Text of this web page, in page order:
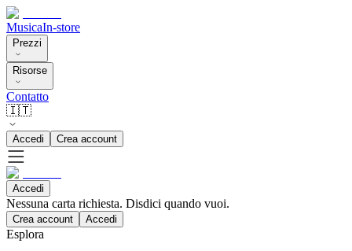
MusicaIn-store
Prezzi
Risorse
Contatto
🇮🇹
Accedi Crea account
Accedi
Nessuna carta richiesta. Disdici quando vuoi.
Crea account Accedi
Esplora